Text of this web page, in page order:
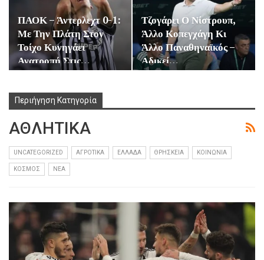
ΠΑΟΚ – Άντερλεχτ 0-1:
Με Την Πλάτη Στον
Τοίχο Κυνηγάει
Ανατροπή Στις…
Τζογάρει Ο Νίστρουπ,
Άλλο Κοπεγχάγη Κι
Άλλο Παναθηναϊκός –
Αδικεί…
Περιήγηση Κατηγορία
ΑΘΛΗΤΙΚΑ
UNCATEGORIZED ΑΓΡΟΤΙΚΑ ΕΛΛΑΔΑ ΘΡΗΣΚΕΙΑ ΚΟΙΝΩΝΙΑ
ΚΟΣΜΟΣ ΝΕΑ